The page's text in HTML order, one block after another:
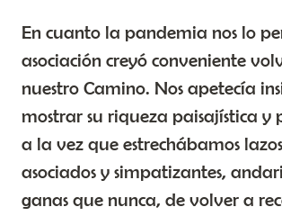
En cuanto la pandemia nos lo
asociación creyó conveniente
nuestro Camino. Nos apetecía
mostrar su riqueza paisajística
a la vez que estrechábamos
asociados y simpatizantes,
ganas que nunca, de volver a